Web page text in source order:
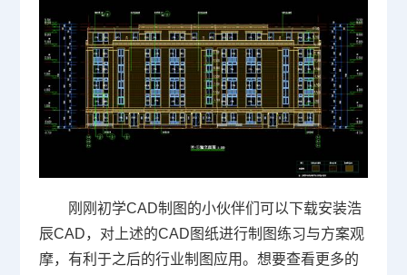
刚刚 初学CAD制图的小伙伴们可以下载安装浩
辰CAD，对上述的CAD图纸进行制图练习与方案观
摩，有利于之后的行业制图应用。想要查看更多的